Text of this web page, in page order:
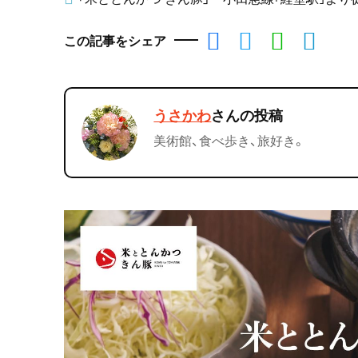
この記事をシェア
うさかわさんの投稿
美術館、食べ歩き、旅好き。